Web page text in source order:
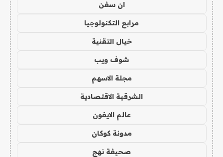
ان سفن
مرابع التكنولوجيا
خيال التقنية
شوف ويب
مجلة الاسهم
الشرقية الاقتصادية
عالم الايفون
مدونة كوكان
صحيفة نهج